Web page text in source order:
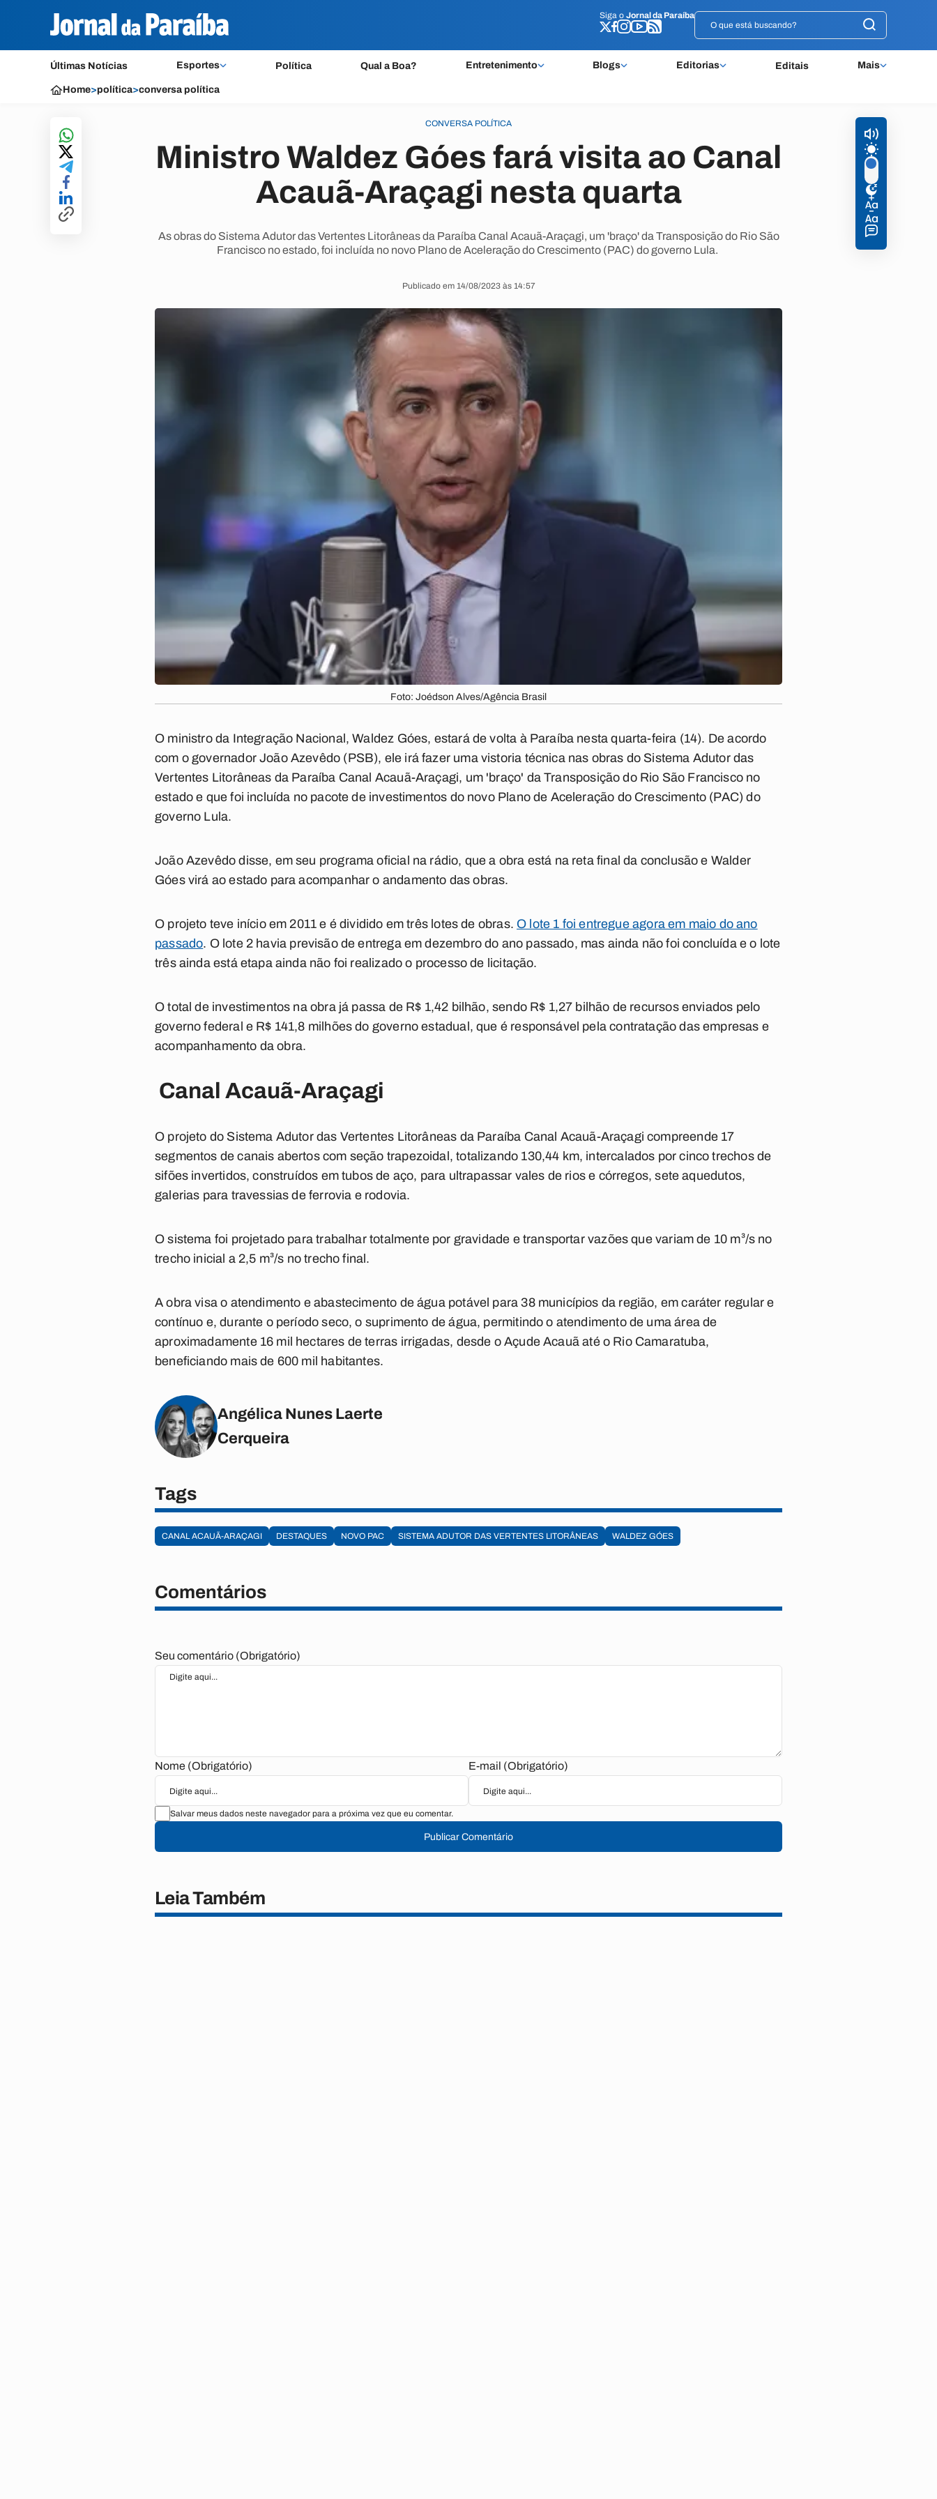
Siga o Jornal da Paraíba
Últimas Notícias Esportes Política Qual a Boa? Entretenimento Blogs Editorias Editais Mais
Siga o Jornal da Paraíba
Home>política>conversa política
CONVERSA POLÍTICA
Ministro Waldez Góes fará visita ao Canal
Acauã-Araçagi nesta quarta
As obras do Sistema Adutor das Vertentes Litorâneas da Paraíba Canal Acauã-Araçagi, um 'braço' da Transposição do Rio São
Francisco no estado, foi incluída no novo Plano de Aceleração do Crescimento (PAC) do governo Lula.
Publicado em 14/08/2023 às 14:57
Foto: Joédson Alves/Agência Brasil
O ministro da Integração Nacional, Waldez Góes, estará de volta à Paraíba nesta quarta-feira (14). De acordo
com o governador João Azevêdo (PSB), ele irá fazer uma vistoria técnica nas obras do Sistema Adutor das
Vertentes Litorâneas da Paraíba Canal Acauã-Araçagi, um 'braço' da Transposição do Rio São Francisco no
estado e que foi incluída no pacote de investimentos do novo Plano de Aceleração do Crescimento (PAC) do
governo Lula.
João Azevêdo disse, em seu programa oficial na rádio, que a obra está na reta final da conclusão e Walder
Góes virá ao estado para acompanhar o andamento das obras.
O projeto teve início em 2011 e é dividido em três lotes de obras. O lote 1 foi entregue agora em maio do ano
passado. O lote 2 havia previsão de entrega em dezembro do ano passado, mas ainda não foi concluída e o lote
três ainda está etapa ainda não foi realizado o processo de licitação.
O total de investimentos na obra já passa de R$ 1,42 bilhão, sendo R$ 1,27 bilhão de recursos enviados pelo
governo federal e R$ 141,8 milhões do governo estadual, que é responsável pela contratação das empresas e
acompanhamento da obra.
Canal Acauã-Araçagi
O projeto do Sistema Adutor das Vertentes Litorâneas da Paraíba Canal Acauã-Araçagi compreende 17
segmentos de canais abertos com seção trapezoidal, totalizando 130,44 km, intercalados por cinco trechos de
sifões invertidos, construídos em tubos de aço, para ultrapassar vales de rios e córregos, sete aquedutos,
galerias para travessias de ferrovia e rodovia.
O sistema foi projetado para trabalhar totalmente por gravidade e transportar vazões que variam de 10 m³/s no
trecho inicial a 2,5 m³/s no trecho final.
A obra visa o atendimento e abastecimento de água potável para 38 municípios da região, em caráter regular e
contínuo e, durante o período seco, o suprimento de água, permitindo o atendimento de uma área de
aproximadamente 16 mil hectares de terras irrigadas, desde o AçudeAcauãaté o Rio Camaratuba,
beneficiando mais de 600 mil habitantes.
Angélica Nunes Laerte
Cerqueira
Tags
CANAL ACAUÃ-ARAÇAGI DESTAQUES NOVO PAC SISTEMA ADUTOR DAS VERTENTES LITORÂNEAS WALDEZ GÓES
Comentários
Seu comentário (Obrigatório)
Nome (Obrigatório) E-mail (Obrigatório)
Salvar meus dados neste navegador para a próxima vez que eu comentar.
Publicar Comentário
Leia Também